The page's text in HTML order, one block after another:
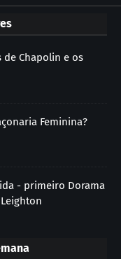
de Chapolin e os
Feminina?
- primeiro Dorama